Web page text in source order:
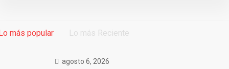
más popular Lo más Reciente
agosto 6, 2026